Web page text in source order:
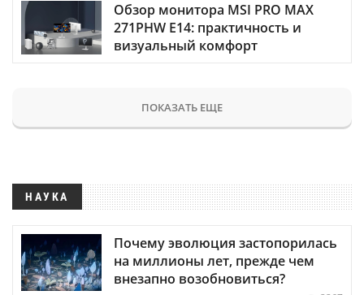
Обзор монитора MSI PRO MAX
271PHW E14: практичность и
визуальный комфорт
ПОКАЗАТЬ ЕЩЕ
НАУКА
Почему эволюция застопорилась
на миллионы лет, прежде чем
внезапно возобновиться?